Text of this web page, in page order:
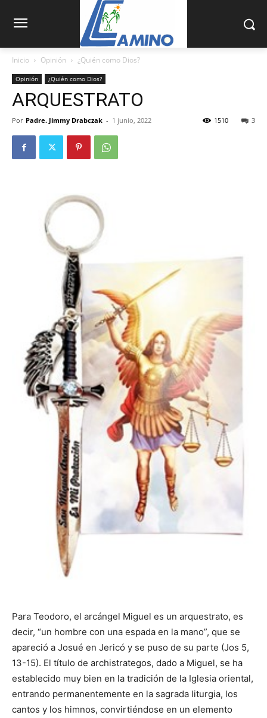
Inicio Opinión ¿Quién como Dios?
Opinión ¿Quién como Dios?
ARQUESTRATO
Por Padre. Jimmy Drabczak - 1 junio, 2022 3
1510
Para Teodoro, el arcángel Miguel es un arquestrato, es
decir, “un hombre con una espada en la mano”, que se
apareció a Josué en Jericó y se puso de su parte (Jos 5,
13-15). El título de archistrategos, dado a Miguel, se ha
establecido muy bien en la tradición de la Iglesia oriental,
entrando permanentemente en la sagrada liturgia, los
cantos y los himnos, convirtiéndose en un elemento